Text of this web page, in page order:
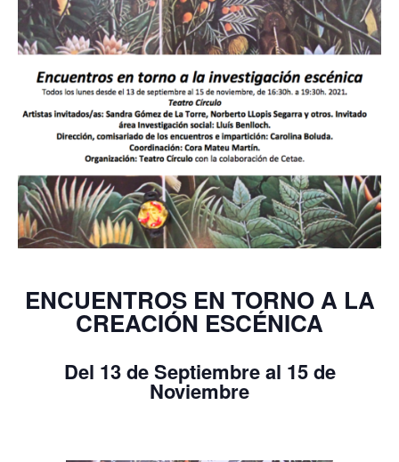
ENCUENTROS EN TORNO A LA
CREACIÓN ESCÉNICA
Del 13 de Septiembre al 15 de
Noviembre